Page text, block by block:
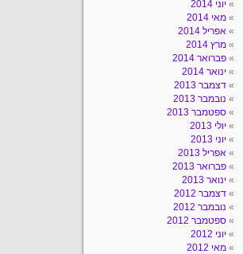
יוני 2014
מאי 2014
אפריל 2014
מרץ 2014
פברואר 2014
ינואר 2014
דצמבר 2013
נובמבר 2013
ספטמבר 2013
יולי 2013
יוני 2013
אפריל 2013
פברואר 2013
ינואר 2013
דצמבר 2012
נובמבר 2012
ספטמבר 2012
יוני 2012
מאי 2012